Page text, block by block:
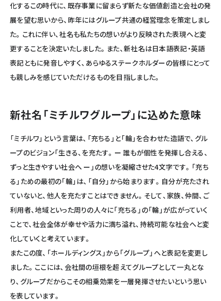
化するこの時代に、既存事業に留まらず新たな価値創造と会社の発
展を望む思いから、昨年にはグループ共通の経営理念を策定しまし
た。これに伴い、社名も私たちの想いがより反映された表現へと変
更することを決定いたしました。また、新社名は日本語表記・英語
表記ともに発音しやすく、あらゆるステークホルダーの皆様にとって
も親しみを感じていただけるものを目指しました。
新社名「ミチルワグループ」に込めた意味
「ミチルワ」という言葉は、「充ちる」と「輪」を合わせた造語で、グル
ープのビジョン「生きる、を充たす。ー 誰もが個性を発揮し合える、
ずっと生きやすい社会へ ー」の想いを凝縮させた4文字です。「充ち
る」ための最初の「輪」は、「自分」から始まります。自分が充たされ
ていないと、他人を充たすことはできません。そして、家族、仲間、ご
利用者、地域といった周りの人々に「充ちる」の「輪」が広がっていく
ことで、社会全体が幸せや活力に満ち溢れ、持続可能な社会へと変
化していくと考えています。
またこの度、「ホールディングス」から「グループ」へと表記を変更し
ました。ここには、会社間の垣根を超えてグループとして一丸とな
り、グループだからこその相乗効果を一層発揮させたいという思い
を表しています。